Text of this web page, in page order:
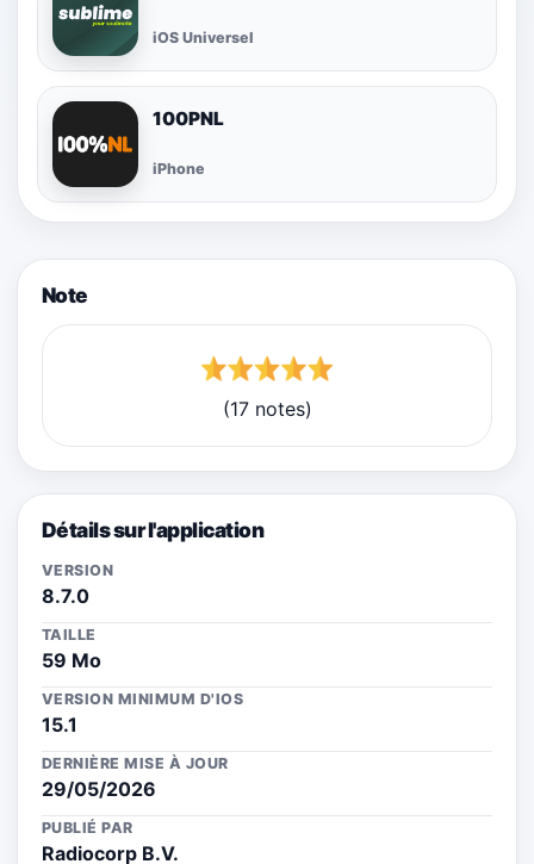
iOS Universel
100PNL
iPhone
Note
(17 notes)
Détails sur l'application
VERSION
8.7.0
TAILLE
59 Mo
VERSION MINIMUM D'IOS
15.1
DERNIÈRE MISE À JOUR
29/05/2026
PUBLIÉ PAR
Radiocorp B.V.